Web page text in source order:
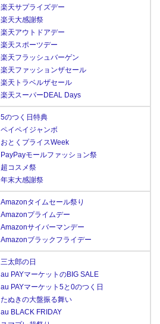
楽天サプライズデー
楽天大感謝祭
楽天アウトドアデー
楽天スポーツデー
楽天フラッシュバーゲン
楽天ファッションザセール
楽天トラベルザセール
楽天スーパーDEAL Days
5のつく日特典
ペイペイジャンボ
おとくプライスWeek
PayPayモールファッション祭
超コスメ祭
年末大感謝祭
Amazonタイムセール祭り
Amazonプライムデー
Amazonサイバーマンデー
Amazonブラックフライデー
三太郎の日
au PAYマーケットのBIG SALE
au PAYマーケット5と0のつく日
たぬきの大盤振る舞い
au BLACK FRIDAY